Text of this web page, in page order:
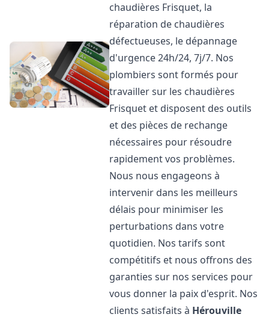
chaudières Frisquet, la
réparation de chaudières
défectueuses, le dépannage
d'urgence 24h/24, 7j/7. Nos
plombiers sont formés pour
travailler sur les chaudières
Frisquet et disposent des outils
et des pièces de rechange
nécessaires pour résoudre
rapidement vos problèmes.
Nous nous engageons à
intervenir dans les meilleurs
délais pour minimiser les
perturbations dans votre
quotidien. Nos tarifs sont
compétitifs et nous offrons des
garanties sur nos services pour
vous donner la paix d'esprit. Nos
clients satisfaits à Hérouville